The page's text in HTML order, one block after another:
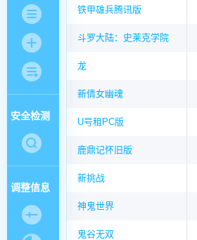
安全检测
调整信息
铁甲雄兵腾讯版
斗罗大陆：史莱克学院
龙
新倩女幽魂
U号租PC版
鹿鼎记怀旧版
新挑战
神鬼世界
鬼谷无双